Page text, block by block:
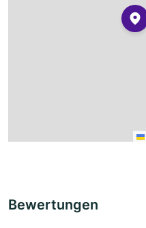
Bewertungen